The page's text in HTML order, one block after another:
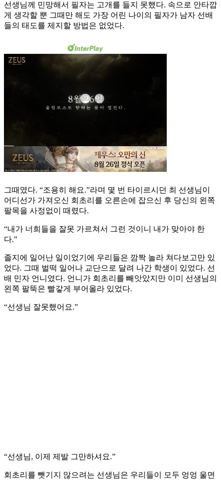
선생님께 민망해서 필자는 고개를 들지 못했다. 속으로 안타깝
게 생각할 뿐 그때만 해도 가장 어린 나이의 필자가 남자 선배
들의 태도를 제지할 방법은 없었다.
그때였다. “조용히 해요.”라며 몇 번 타이르시던 최 선생님이
어디선가 가져오신 회초리를 오른손에 잡으신 후 당신의 왼쪽
팔목을 사정없이 때렸다.
“내가 너희들을 잘못 가르쳐서 그런 것이니 내가 맞아야 한
다.”
졸지에 일어난 일이었기에 우리들은 깜짝 놀라 쳐다보고만 있
었다. 그때 벌떡 일어나 교단으로 달려 나간 학생이 있었다. 선
배 민자 언니였다. 언니가 회초리를 빼앗았지만 이미 선생님의
왼쪽 팔뚝은 빨갛게 부어올라 있었다.
“선생님 잘못했어요.”
“선생님, 이제 제발 그만하셔요.”
회초리를 뺏기지 않으려는 선생님은 우리들이 모두 엉엉 울면